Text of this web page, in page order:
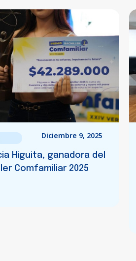
Diciembre 5, 2025
reconocido
regional en